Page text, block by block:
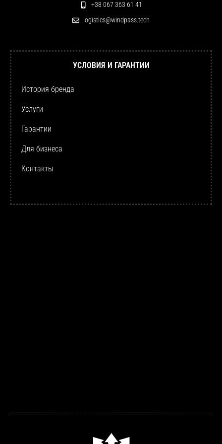
+38 067 363 61 41
logistics@windpass.tech
УСЛОВИЯ И ГАРАНТИИ
История бренда
Услуги
Гарантии
Для бизнеса
Контакты